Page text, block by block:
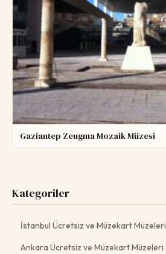
Gaziantep Zeugma Mozaik Müzesi
Kategoriler
İstanbul Ücretsiz ve Müzekart Müzeleri
Ankara Ücretsiz ve Müzekart Müzeleri